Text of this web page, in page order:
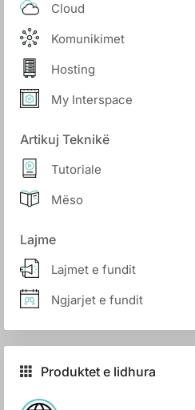
Cloud
Komunikimet
Hosting
My Interspace
Artikuj Teknikë
Tutoriale
Mëso
Lajme
Lajmet e fundit
Ngjarjet e fundit
Produktet e lidhura